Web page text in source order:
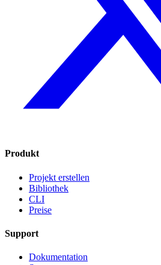
Produkt
Projekt erstellen
Bibliothek
CLI
Preise
Support
Dokumentation